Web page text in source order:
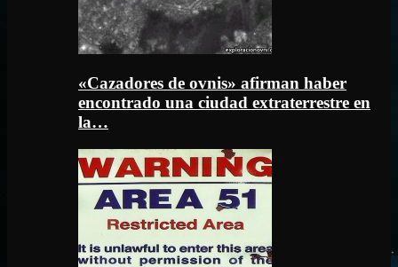
«Cazadores de ovnis» afirman haber
encontrado una ciudad extraterrestre en
la…